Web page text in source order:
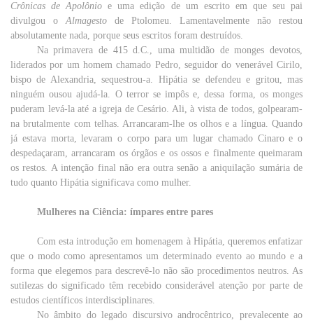
Crônicas de Apolônioe uma edição de um escrito em que seu pai
divulgou oAlmagesto de Ptolomeu. Lamentavelmente não restou
absolutamente nada, porque seus escritos foram destruídos.
Na primavera de 415 d.C., uma multidão de monges devotos,
liderados por um homem chamado Pedro, seguidor do venerável Cirilo,
bispo de Alexandria, sequestrou-a. Hipátia se defendeu e gritou, mas
ninguém ousou ajudá-la. O terror se impôs e, dessa forma, os monges
puderam levá-la até a igreja de Cesário. Ali, à vista de todos, golpearam-
na brutalmente com telhas. Arrancaram-lhe os olhos e a língua. Quando
já estava morta, levaram o corpo para um lugar chamado Cinaro e o
despedaçaram, arrancaram os órgãos e os ossos e finalmente queimaram
os restos. A intenção final não era outra senão a aniquilação sumária de
tudo quanto Hipátia significava como mulher.
Mulheres na Ciência: ímpares entre pares
Com esta introdução em homenagem à Hipátia, queremos enfatizar
que o modo como apresentamosum determinado evento aomundo e a
forma que elegemos para descrevê-lo não são procedimentos neutros. As
sutilezas do significado têm recebido considerável atenção por parte de
estudos científicos interdisciplinares.
Noâmbito dolegado discursivo androcêntrico, prevalecente ao